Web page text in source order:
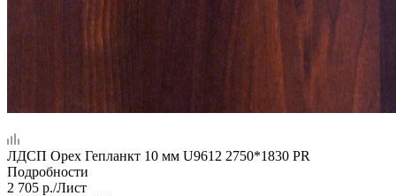
ЛДСП Орех Гепланкт 10 мм U9612 2750*1830 PR
Подробности
2 705 р./Лист